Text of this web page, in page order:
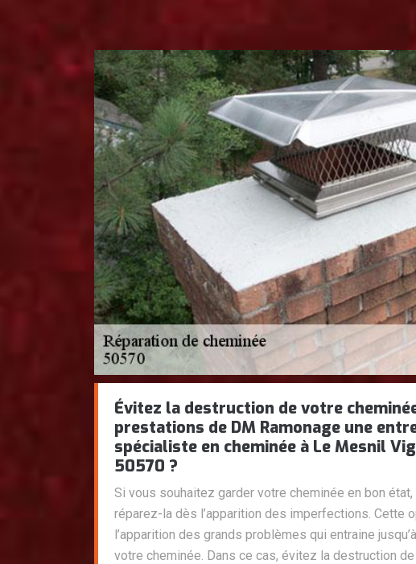
Évitez la destruction de votre
prestations de DM Ramonage une
spécialiste en cheminée à Le Mesnil
50570 ?
Si vous souhaitez garder votre cheminée en bon
réparez-la dès l’apparition des imperfections. Cette
l’apparition des grands problèmes qui entraine
votre cheminée. Dans ce cas, évitez la destruction